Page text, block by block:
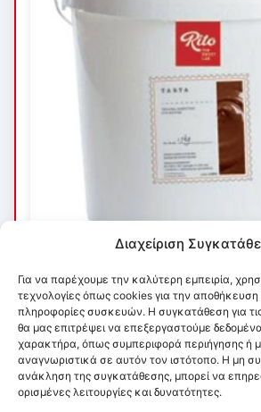
Διαχείριση
Για να παρέχουμε την καλύτερη εμπειρία,
τεχνολογίες όπως cookies για την
πληροφορίες συσκευών. Η συγκατάθεση για
θα μας επιτρέψει να επεξεργαστούμε
χαρακτήρα, όπως συμπεριφορά περιήγησης ή
αναγνωριστικά σε αυτόν τον ιστότοπο. Η μη
ανάκληση της συγκατάθεσης, μπορεί να
ορισμένες λειτουργίες και δυνατότητες.